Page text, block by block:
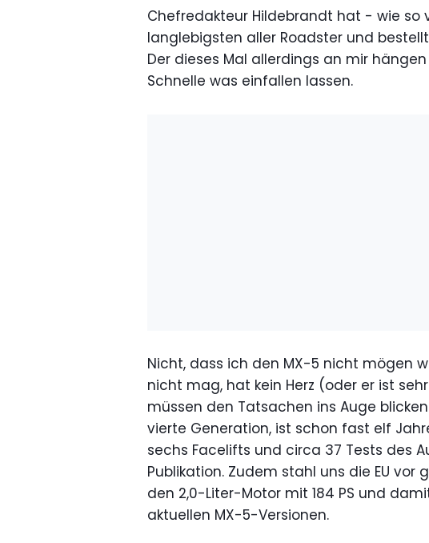
Chefredakteur Hildebrandt hat - wie so
langlebigsten aller Roadster und
Der dieses Mal allerdings an mir
Schnelle was einfallen lassen.
Nicht, dass ich den MX-5 nicht mögen
nicht mag, hat kein Herz (oder er ist
müssen den Tatsachen ins Auge
vierte Generation, ist schon fast elf
sechs Facelifts und circa 37 Tests des
Publikation. Zudem stahl uns die EU
den 2,0-Liter-Motor mit 184 PS und
aktuellen MX-5-Versionen.